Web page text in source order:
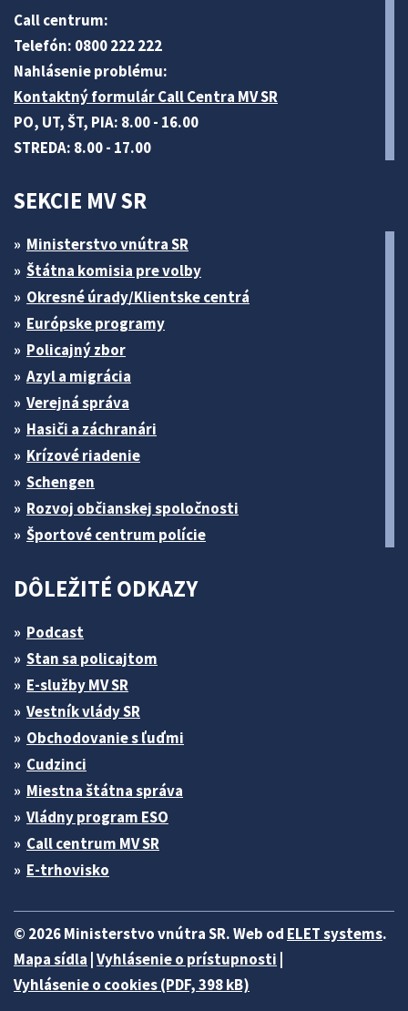
Call centrum:
Telefón: 0800 222 222
Nahlásenie problému:
Kontaktný formulár Call Centra MV SR
PO, UT, ŠT, PIA: 8.00 - 16.00
STREDA: 8.00 - 17.00
SEKCIE MV SR
Ministerstvo vnútra SR
Štátna komisia pre volby
Okresné úrady/Klientske centrá
Európske programy
Policajný zbor
Azyl a migrácia
Verejná správa
Hasiči a záchranári
Krízové riadenie
Schengen
Rozvoj občianskej spoločnosti
Športové centrum polície
DÔLEŽITÉ ODKAZY
Podcast
Stan sa policajtom
E-služby MV SR
Vestník vlády SR
Obchodovanie s ľuďmi
Cudzinci
Miestna štátna správa
Vládny program ESO
Call centrum MV SR
E-trhovisko
© 2026 Ministerstvo vnútra SR. Web od ELET systems.
Mapa sídla Vyhlásenie o prístupnosti
Vyhlásenie o cookies (PDF, 398 kB)